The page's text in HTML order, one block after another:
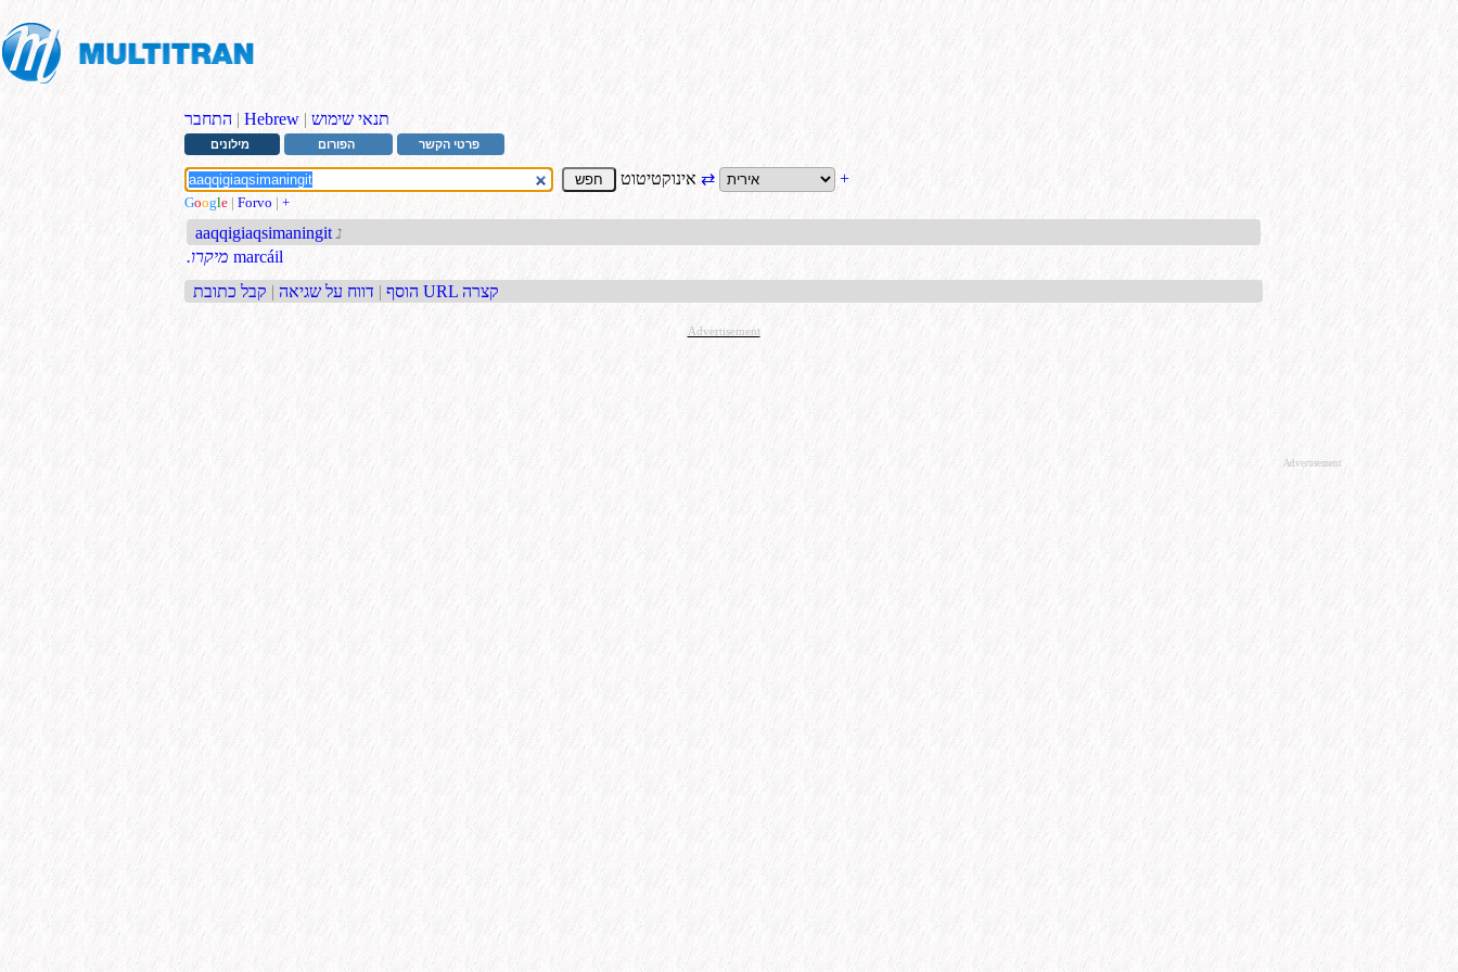
התחבר | Hebrew | תנאי שימוש
מילונים הפורום פרטי הקשר
⇄ +
Google | Forvo | +
aaqqigiaqsimaningit נ
.מיקרו marcáil
הוסף | דווח על שגיאה | קבל כתובת URL קצרה
Advertisement
Advertisement